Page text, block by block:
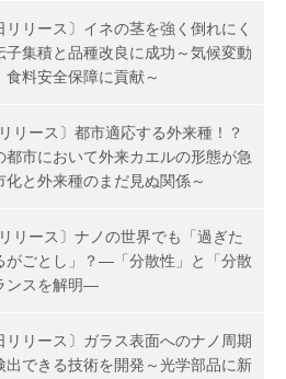
リリース〕イネの茎を強く倒れにく
子集積と品種改良に成功～気候変動
食料安全保障に貢献～
リース〕都市適応する外来種！？
都市において外来カエルの形態が急
と外来種のまだ見ぬ関係～
リース〕ナノの世界でも「過ぎた
がごとし」？―「分散性」と「分散
ンスを解明―
リリース〕ガラス表面へのナノ周期
出できる技術を開発～光学部品に新